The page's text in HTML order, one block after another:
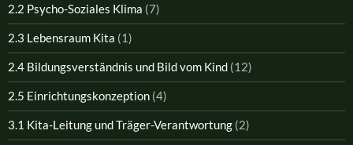
2.2 Psycho-Soziales Klima (7)
2.3 Lebensraum Kita (1)
2.4 Bildungsverständnis und Bild vom Kind (12)
2.5 Einrichtungskonzeption (4)
3.1 Kita-Leitung und Träger-Verantwortung (2)